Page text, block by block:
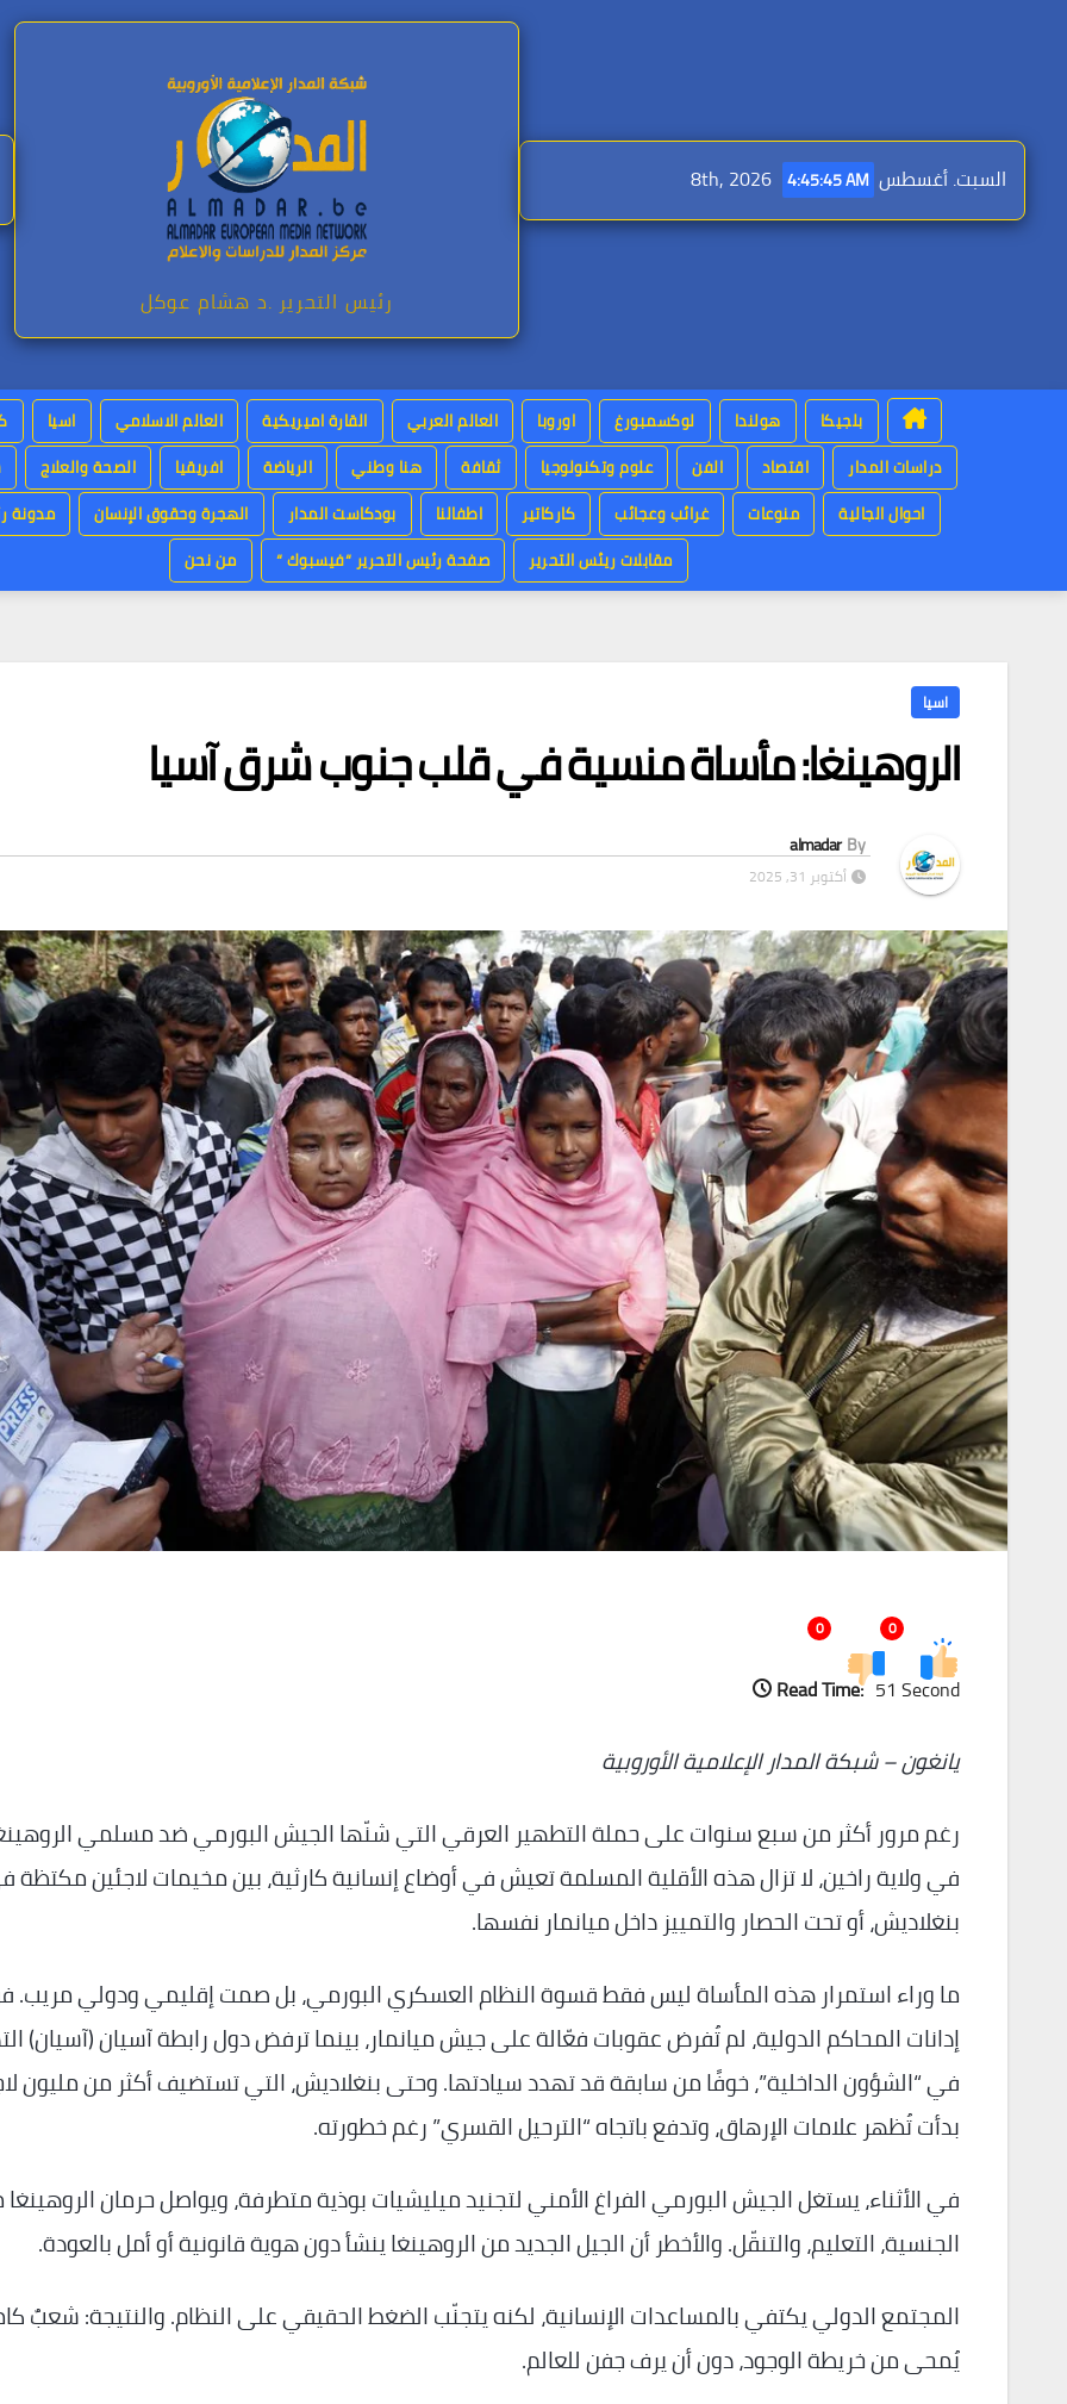
السبت. أغسطس 8th, 2026 4:45:46 AM
رئيس التحرير .د هشام عوكل
بلجيكا هولندا لوكسمبورغ اوروبا العالم العربي القارة اميريكية العالم الاسلامي اسيا
دراسات المدار
اقتصاد الفن علوم وتكنولوجيا ثقافة هنا وطني الرياضة افريقيا الصحة والعلاج
احوال الجالية
منوعات غرائب وعجائب كاركاتير اطفالنا بودكاست المدار الهجرة وحقوق الإنسان
مدونة
مقابلات ريئس التحرير
صفحة رئيس التحرير “فيسبوك “ من نحن
اسيا
الروهينغا: مأساة منسية في قلب جنوب شرق آسيا
By
almadar
أكتوبر 31, 2025
0
0
Read Time: 51 Second
يانغون – شبكة المدار الإعلامية الأوروبية
رغم مرور أكثر من سبع سنوات على حملة التطهير العرقي التي شنّها الجيش البورمي ضد مسلمي
في ولاية راخين، لا تزال هذه الأقلية المسلمة تعيش في أوضاع إنسانية كارثية، بين مخيمات لاجئين مكتظة
بنغلاديش، أو تحت الحصار والتمييز داخل ميانمار نفسها.
ما وراء استمرار هذه المأساة ليس فقط قسوة النظام العسكري البورمي، بل صمت إقليمي ودولي مريب.
إدانات المحاكم الدولية، لم تُفرض عقوبات فعّالة على جيش ميانمار، بينما ترفض دول رابطة آسيان (آسيان)
في “الشؤون الداخلية”، خوفًا من سابقة قد تهدد سيادتها. وحتى بنغلاديش، التي تستضيف أكثر من مليون
بدأت تُظهر علامات الإرهاق، وتدفع باتجاه “الترحيل القسري” رغم خطورته.
في الأثناء، يستغل الجيش البورمي الفراغ الأمني لتجنيد ميليشيات بوذية متطرفة، ويواصل حرمان
الجنسية، التعليم، والتنقّل. والأخطر أن الجيل الجديد من الروهينغا ينشأ دون هوية قانونية أو أمل بالعودة.
المجتمع الدولي يكتفي بالمساعدات الإنسانية، لكنه يتجنّب الضغط الحقيقي على النظام. والنتيجة: شعبٌ
يُمحى من خريطة الوجود، دون أن يرف جفن للعالم.